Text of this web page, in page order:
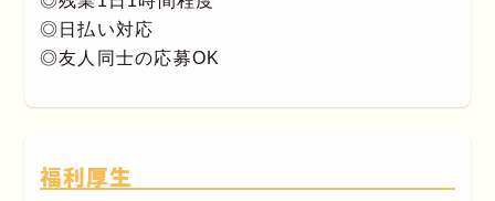
◎日払い対応
◎友人同士の応募OK
福利厚生